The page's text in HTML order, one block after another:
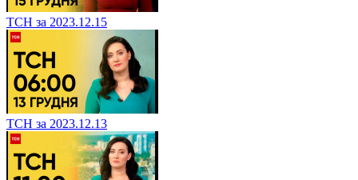
ТСН за 2023.12.15
ТСН за 2023.12.13